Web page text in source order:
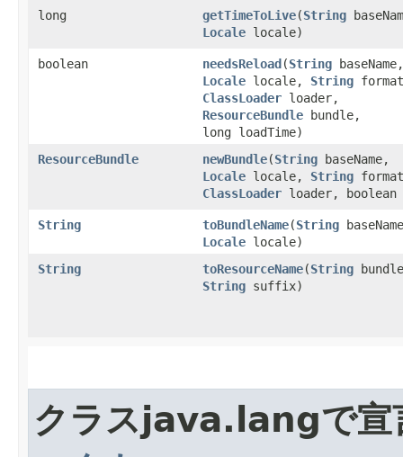
long getTimeToLive​(String
Locale locale)
boolean needsReload​(String baseName,
Locale locale, String
ClassLoader loader,
ResourceBundle bundle,
long loadTime)
ResourceBundle
newBundle​(String baseName,
Locale locale, String
ClassLoader loader,
String toBundleName​(String
Locale locale)
String
toResourceName​(String
String suffix)
クラスjava.langで宣